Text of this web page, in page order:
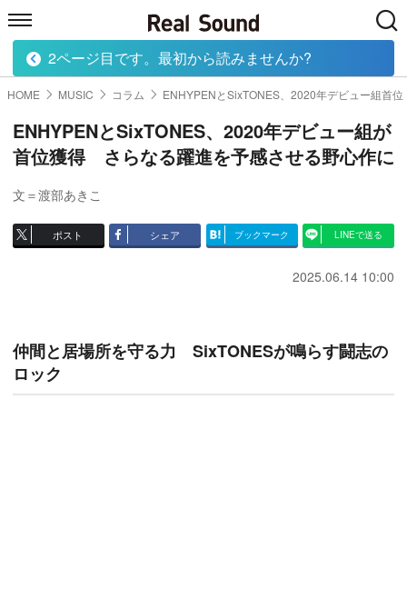
HOME MUSIC MOVIE TECH
HOME MUSIC コラム ENHYPENとSixTONES、2020年デビュー組首位
ENHYPENとSixTONES、2020年デビュー組が
首位獲得 さらなる躍進を予感させる野心作に
文＝渡部あきこ
ポスト シェア ブックマーク LINEで送る
2025.06.14 10:00
仲間と居場所を守る力 SixTONESが鳴らす闘志の
ロック
2ページ目です。最初から読みませんか?